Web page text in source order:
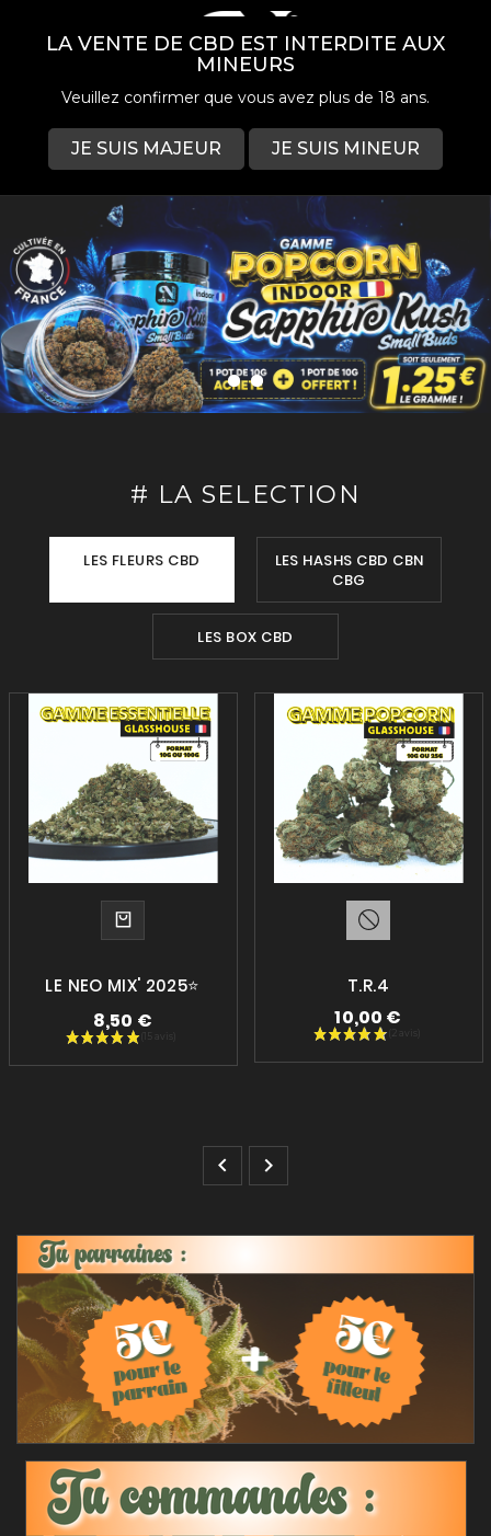
LA VENTE DE CBD EST INTERDITE AUX
MINEURS
Veuillez confirmer que vous avez plus de 18 ans.
JE SUIS MAJEUR JE SUIS MINEUR
# LA SELECTION
LES FLEURS CBD
LES HASHS CBD CBN
CBG
LES BOX CBD
LE NEO MIX' 2025⭐
8,50 €
Prix
T.R.4
10,00 €
Prix
 